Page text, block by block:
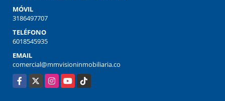
MÓVIL
3186497707
TELÉFONO
6018545935
EMAIL
comercial@mmvisioninmobiliaria.co
Facebook
X InstagramYouTubeTikTok